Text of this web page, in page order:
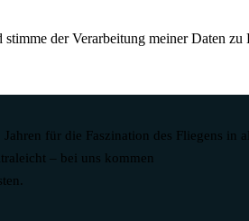
der Verarbeitung meiner Daten
für die Faszination des Fliegens in
– bei uns kommen